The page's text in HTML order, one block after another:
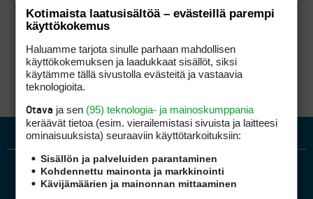
Kotimaista laatusisältöä – evästeillä parempi
käyttökokemus
Haluamme tarjota sinulle parhaan mahdollisen
käyttökokemuksen ja laadukkaat sisällöt, siksi
käytämme tällä sivustolla evästeitä ja vastaavia
teknologioita.
Otava ja sen (95) teknologia- ja mainoskumppania
keräävät tietoa (esim. vierailemis­tasi sivuista ja laitteesi
ominaisuuk­sista) seuraaviin käyttötarkoituksiin:
Sisällön ja palveluiden parantaminen
Kohdennettu mainonta ja markkinointi
Kävijämäärien ja mainonnan mittaaminen